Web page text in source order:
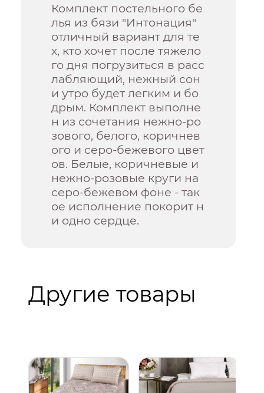
Комплект постельного бе
лья из бязи "Интонация"
отличный вариант для те
х, кто хочет после тяжело
го дня погрузиться в расс
лабляющий, нежный сон
и утро будет легким и бо
дрым. Комплект выполне
н из сочетания нежно-ро
зового, белого, коричнев
ого и серо-бежевого цвет
ов. Белые, коричневые и
нежно-розовые круги на
серо-бежевом фоне - так
ое исполнение покорит н
и одно сердце.
Другие товары